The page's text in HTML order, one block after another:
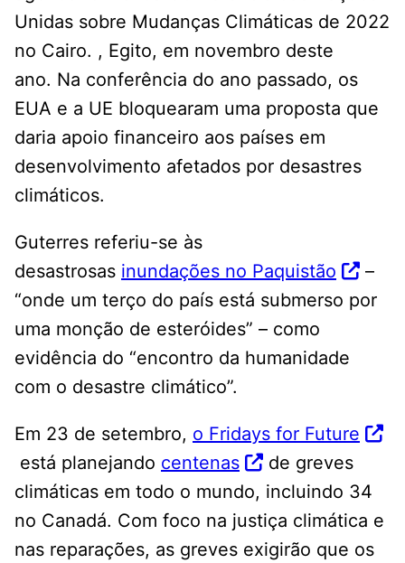
Unidas sobre Mudanças Climáticas de 2022
no Cairo. , Egito, em novembro deste
ano. Na conferência do ano passado, os
EUA e a UE bloquearam uma proposta que
daria apoio financeiro aos países em
desenvolvimento afetados por desastres
climáticos.
Guterres referiu-se às
desastrosas inundações no Paquistão
–
“onde um terço do país está submerso por
uma monção de esteróides” – como
evidência do “encontro da humanidade
com o desastre climático”.
Em 23 de setembro, o Fridays for Future
está planejando centenas
de greves
climáticas em todo o mundo, incluindo 34
no Canadá. Com foco na justiça climática e
nas reparações, as greves exigirão que os